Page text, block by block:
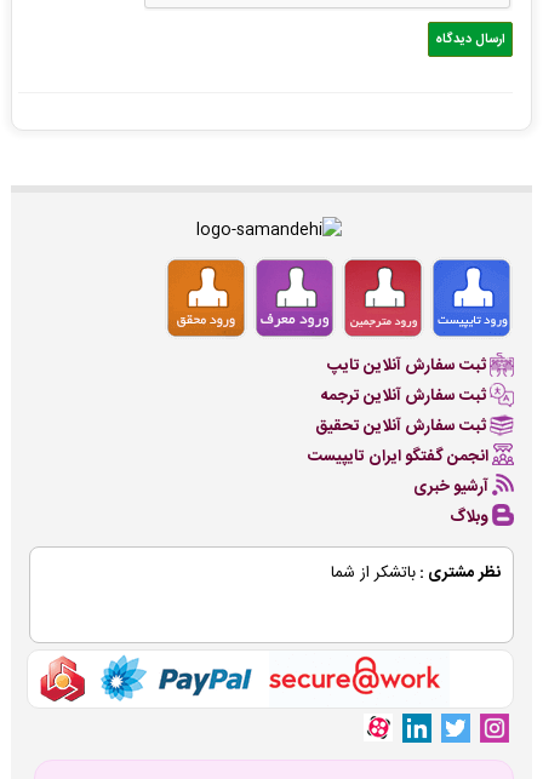
ثبت سفارش آنلاین تایپ
ثبت سفارش آنلاین ترجمه
ثبت سفارش آنلاین تحقیق
انجمن گفتگو ایران تایپیست
آرشیو خبری
وبلاگ
نظر مشتری :باتشکر از شما